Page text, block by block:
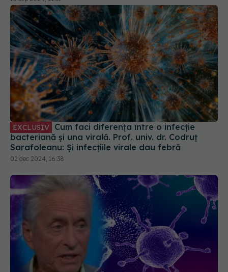
EXCLUSIV Cum faci diferența între o infecție
bacteriană și una virală. Prof. univ. dr. Codruț
Sarafoleanu: Și infecțiile virale dau febră
02 dec 2024, 16:38